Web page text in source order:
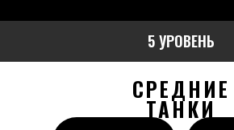
5 УРОВЕНЬ
СРЕДНИЕ
ТАНКИ